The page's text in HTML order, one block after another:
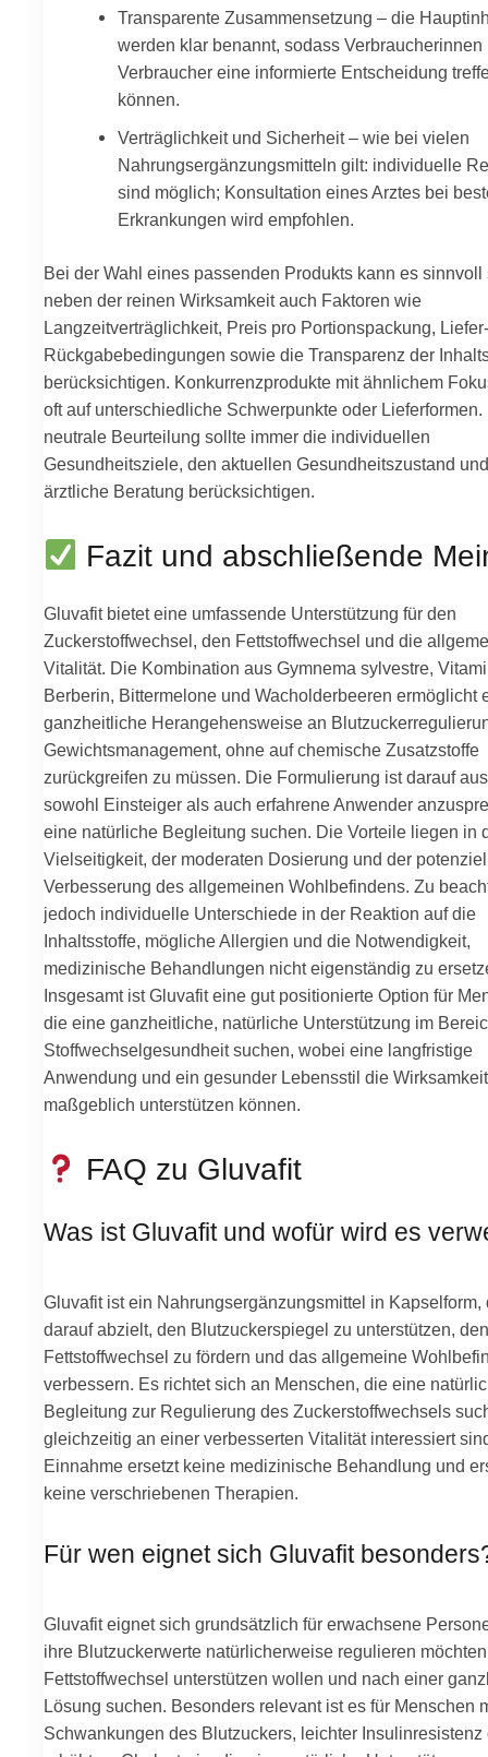
Transparente Zusammensetzung – die
werden klar benannt, sodass Verbraucherinnen
Verbraucher eine informierte Entscheidung
können.
Verträglichkeit und Sicherheit – wie bei vielen
Nahrungsergänzungsmitteln gilt: individuelle
sind möglich; Konsultation eines Arztes bei
Erkrankungen wird empfohlen.
Bei der Wahl eines passenden Produkts kann es sinnvoll
neben der reinen Wirksamkeit auch Faktoren wie
Langzeitverträglichkeit, Preis pro Portionspackung,
Rückgabebedingungen sowie die Transparenz der
berücksichtigen. Konkurrenzprodukte mit ähnlichem
oft auf unterschiedliche Schwerpunkte oder Lieferformen.
neutrale Beurteilung sollte immer die individuellen
Gesundheitsziele, den aktuellen Gesundheitszustand
ärztliche Beratung berücksichtigen.
Fazit und abschließende
Gluvafit bietet eine umfassende Unterstützung für den
Zuckerstoffwechsel, den Fettstoffwechsel und die
Vitalität. Die Kombination aus Gymnema sylvestre,
Berberin, Bittermelone und Wacholderbeeren ermöglicht
ganzheitliche Herangehensweise an
Gewichtsmanagement, ohne auf chemische Zusatzstoffe
zurückgreifen zu müssen. Die Formulierung ist darauf
sowohl Einsteiger als auch erfahrene Anwender
eine natürliche Begleitung suchen. Die Vorteile liegen in
Vielseitigkeit, der moderaten Dosierung und der
Verbesserung des allgemeinen Wohlbefindens. Zu
jedoch individuelle Unterschiede in der Reaktion auf die
Inhaltsstoffe, mögliche Allergien und die Notwendigkeit,
medizinische Behandlungen nicht eigenständig zu
Insgesamt ist Gluvafit eine gut positionierte Option für
die eine ganzheitliche, natürliche Unterstützung im
Stoffwechselgesundheit suchen, wobei eine langfristige
Anwendung und ein gesunder Lebensstil die Wirksamkeit
maßgeblich unterstützen können.
FAQ zu Gluvafit
Was ist Gluvafit und wofür wird es
Gluvafit ist ein Nahrungsergänzungsmittel in Kapselform,
darauf abzielt, den Blutzuckerspiegel zu unterstützen, den
Fettstoffwechsel zu fördern und das allgemeine
verbessern. Es richtet sich an Menschen, die eine
Begleitung zur Regulierung des Zuckerstoffwechsels
gleichzeitig an einer verbesserten Vitalität interessiert
Einnahme ersetzt keine medizinische Behandlung und
keine verschriebenen Therapien.
Für wen eignet sich Gluvafit
Gluvafit eignet sich grundsätzlich für erwachsene
ihre Blutzuckerwerte natürlicherweise regulieren
Fettstoffwechsel unterstützen wollen und nach einer
Lösung suchen. Besonders relevant ist es für Menschen
Schwankungen des Blutzuckers, leichter Insulinresistenz